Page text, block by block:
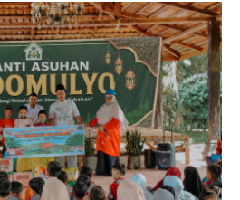
Bayi Perempuan di Ujung Batu
Warga Rokan Hulu
May 31, 2026
ROKAN HULU
Dukung Ketahanan Pangan
Jagung Pipil
May 09, 2026